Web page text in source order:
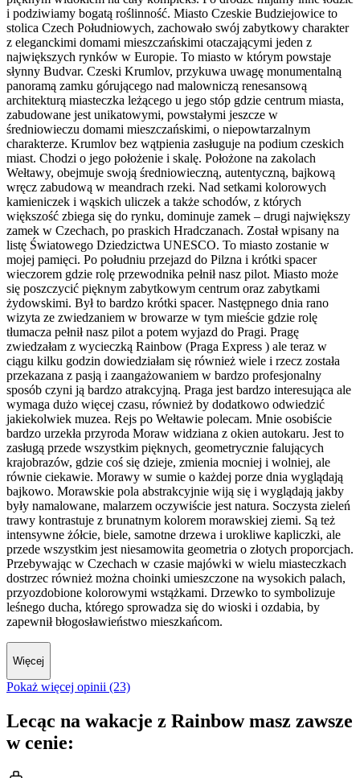
i podziwiamy bogatą roślinność. Miasto Czeskie Budziejowice to
stolica Czech Południowych, zachowało swój zabytkowy charakter
z eleganckimi domami mieszczańskimi otaczającymi jeden z
największych rynków w Europie. To miasto w którym powstaje
słynny Budvar. Czeski Krumlov, przykuwa uwagę monumentalną
panoramą zamku górującego nad malowniczą renesansową
architekturą miasteczka leżącego u jego stóp gdzie centrum miasta,
zabudowane jest unikatowymi, powstałymi jeszcze w
średniowieczu domami mieszczańskimi, o niepowtarzalnym
charakterze. Krumlov bez wątpienia zasługuje na podium czeskich
miast. Chodzi o jego położenie i skalę. Położone na zakolach
Wełtawy, obejmuje swoją średniowieczną, autentyczną, bajkową
wręcz zabudową w meandrach rzeki. Nad setkami kolorowych
kamieniczek i wąskich uliczek a także schodów, z których
większość zbiega się do rynku, dominuje zamek – drugi największy
zamek w Czechach, po praskich Hradczanach. Został wpisany na
listę Światowego Dziedzictwa UNESCO. To miasto zostanie w
mojej pamięci. Po południu przejazd do Pilzna i krótki spacer
wieczorem gdzie rolę przewodnika pełnił nasz pilot. Miasto może
się poszczycić pięknym zabytkowym centrum oraz zabytkami
żydowskimi. Był to bardzo krótki spacer. Następnego dnia rano
wizyta ze zwiedzaniem w browarze w tym mieście gdzie rolę
tłumacza pełnił nasz pilot a potem wyjazd do Pragi. Pragę
zwiedzałam z wycieczką Rainbow (Praga Express ) ale teraz w
ciągu kilku godzin dowiedziałam się również wiele i rzecz została
przekazana z pasją i zaangażowaniem w bardzo profesjonalny
sposób czyni ją bardzo atrakcyjną. Praga jest bardzo interesująca ale
wymaga dużo więcej czasu, również by dodatkowo odwiedzić
jakiekolwiek muzea. Rejs po Wełtawie polecam. Mnie osobiście
bardzo urzekła przyroda Moraw widziana z okien autokaru. Jest to
zasługą przede wszystkim pięknych, geometrycznie falujących
krajobrazów, gdzie coś się dzieje, zmienia mocniej i wolniej, ale
równie ciekawie. Morawy w sumie o każdej porze dnia wyglądają
bajkowo. Morawskie pola abstrakcyjnie wiją się i wyglądają jakby
były namalowane, malarzem oczywiście jest natura. Soczysta zieleń
trawy kontrastuje z brunatnym kolorem morawskiej ziemi. Są też
intensywne żółcie, biele, samotne drzewa i urokliwe kapliczki, ale
przede wszystkim jest niesamowita geometria o złotych proporcjach.
Przebywając w Czechach w czasie majówki w wielu miasteczkach
dostrzec również można choinki umieszczone na wysokich palach,
przyozdobione kolorowymi wstążkami. Drzewko to symbolizuje
leśnego ducha, którego sprowadza się do wioski i ozdabia, by
zapewnił błogosławieństwo mieszkańcom.
Więcej
Pokaż więcej opinii (23)
Lecąc na wakacje z Rainbow masz zawsze
w cenie: